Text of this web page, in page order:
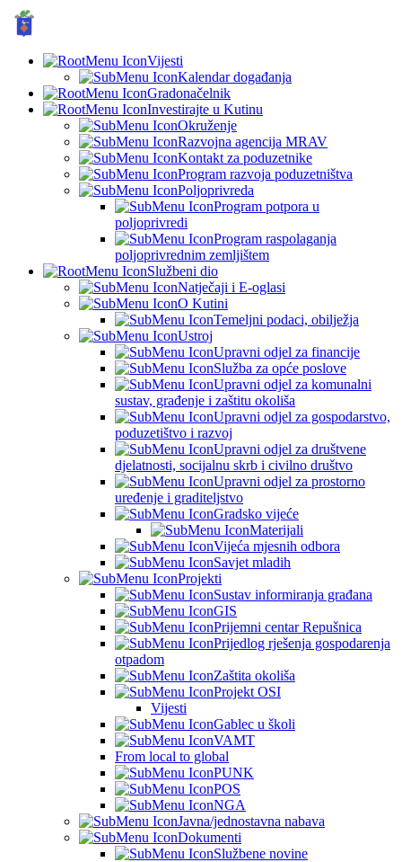
Vijesti
Kalendar događanja
Gradonačelnik
Investirajte u Kutinu
Okruženje
Razvojna agencija MRAV
Kontakt za poduzetnike
Program razvoja poduzetništva
Poljoprivreda
Program potpora u
poljoprivredi
Program raspolaganja
poljoprivrednim zemljištem
Službeni dio
Natječaji i E-oglasi
O Kutini
Temeljni podaci, obilježja
Ustroj
Upravni odjel za financije
Služba za opće poslove
Upravni odjel za komunalni
sustav, građenje i zaštitu okoliša
Upravni odjel za gospodarstvo,
poduzetištvo i razvoj
Upravni odjel za društvene
djelatnosti, socijalnu skrb i civilno društvo
Upravni odjel za prostorno
uređenje i graditeljstvo
Gradsko vijeće
Materijali
Vijeća mjesnih odbora
Savjet mladih
Projekti
Sustav informiranja građana
GIS
Prijemni centar Repušnica
Prijedlog rješenja gospodarenja
otpadom
Zaštita okoliša
Projekt OSI
Vijesti
Gablec u školi
VAMT
From local to global
PUNK
POS
NGA
Javna/jednostavna nabava
Dokumenti
Službene novine